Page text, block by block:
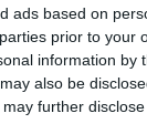
ads based on
prior to your
information by
also be
further